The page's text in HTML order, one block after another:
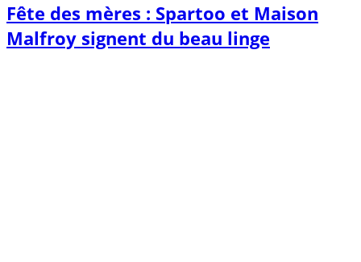
Fête des mères : Spartoo et Maison
Malfroy signent du beau linge